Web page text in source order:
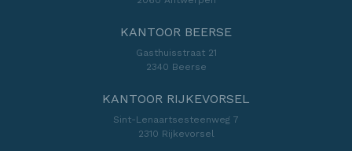
KANTOOR BEERSE
Gasthuisstraat 21
2340 Beerse
KANTOOR RIJKEVORSEL
Sint-Lenaartsesteenweg 7
2310 Rijkevorsel